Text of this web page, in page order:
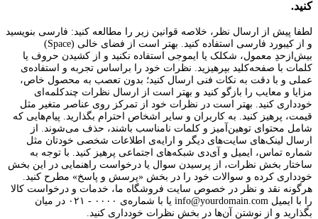
کنید.
لطفا پیش از ارسال نظر، خلاصه قوانین زیر را مطالعه کنید: فارسی بنویسید
و از کیبورد فارسی استفاده کنید. بهتر است از فضای خالی (Space)
بیش‌از‌حدِ معمول، شکلک یا ایموجی استفاده نکنید و از کشیدن حروف یا
کلمات با صفحه‌کلید بپرهیزید. نظرات خود را براساس تجربه و استفاده‌ی
عملی و با دقت به نکات فنی ارسال کنید؛ بدون تعصب به محصول خاص،
مزایا و معایب را بازگو کنید و بهتر است از ارسال نظرات چندکلمه‌‌ای
خودداری کنید. بهتر است در نظرات خود از تمرکز روی عناصر متغیر مثل
قیمت، پرهیز کنید. به کاربران و سایر اشخاص احترام بگذارید. پیام‌هایی که
شامل محتوای توهین‌آمیز و کلمات نامناسب باشند، حذف می‌شوند. از
ارسال لینک‌های سایت‌های دیگر و ارایه‌ی اطلاعات شخصی خودتان مثل
شماره تماس، ایمیل و آی‌دی شبکه‌های اجتماعی پرهیز کنید. با توجه به
ساختار بخش نظرات، از پرسیدن سوال یا درخواست راهنمایی در این بخش
خودداری کرده و سوالات خود را در بخش «پرسش و پاسخ» مطرح کنید.
هرگونه نقد و نظر در خصوص سایت فروشگاه ما، خدمات و درخواست کالا
را با ایمیل info@yourdomain.com یا با شماره‌ی ۰۰۰۰ - ۰۲۱ در میان
بگذارید و از نوشتن آن‌ها در بخش نظرات خودداری کنید.